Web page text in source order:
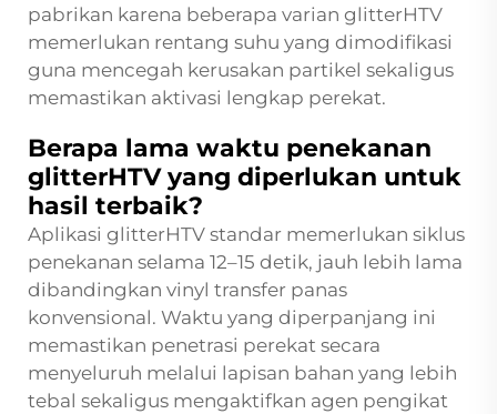
pabrikan karena beberapa varian glitterHTV
memerlukan rentang suhu yang dimodifikasi
guna mencegah kerusakan partikel sekaligus
memastikan aktivasi lengkap perekat.
Berapa lama waktu penekanan
glitterHTV yang diperlukan untuk
hasil terbaik?
Aplikasi glitterHTV standar memerlukan siklus
penekanan selama 12–15 detik, jauh lebih lama
dibandingkan vinyl transfer panas
konvensional. Waktu yang diperpanjang ini
memastikan penetrasi perekat secara
menyeluruh melalui lapisan bahan yang lebih
tebal sekaligus mengaktifkan agen pengikat